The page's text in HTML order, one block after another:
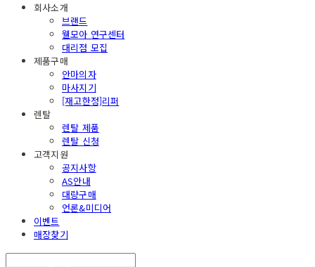
회사소개
브랜드
웰모아 연구센터
대리점 모집
제품구매
안마의자
마사지기
[재고한정]리퍼
렌탈
렌탈 제품
렌탈 신청
고객지원
공지사항
AS안내
대량구매
언론&미디어
이벤트
매장찾기